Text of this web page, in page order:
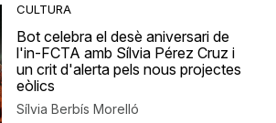
CULTURA
Bot celebra el desè aniversari de
l'in-FCTA amb Sílvia Pérez Cruz i
un crit d'alerta pels nous projectes
eòlics
Sílvia Berbís Morelló